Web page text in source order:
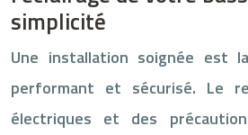
simplicité
Une installation soignée est
performant et sécurisé. Le
électriques et des